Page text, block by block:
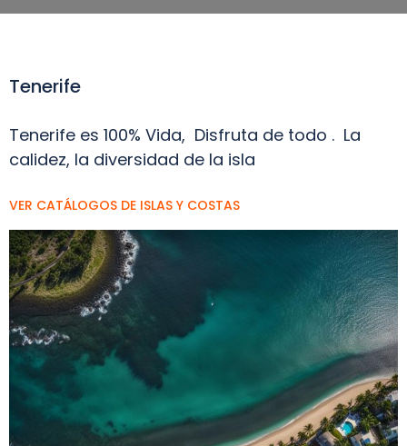
Tenerife
Tenerife es 100% Vida, Disfruta de todo . La
calidez, la diversidad de la isla
VER CATÁLOGOS DE ISLAS Y COSTAS